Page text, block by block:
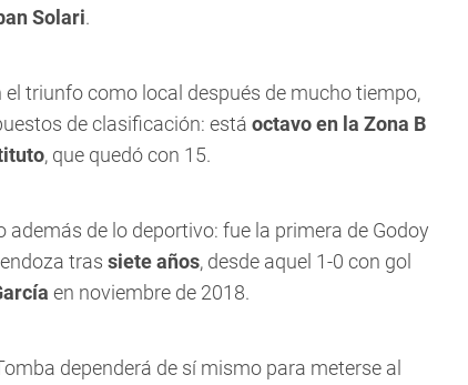
Solari.
el triunfo como local después de mucho tiempo,
de clasificación: está octavo en la Zona B
, que quedó con 15.
de lo deportivo: fue la primera de Godoy
tras siete años, desde aquel 1-0 con gol
en noviembre de 2018.
dependerá de sí mismo para meterse al